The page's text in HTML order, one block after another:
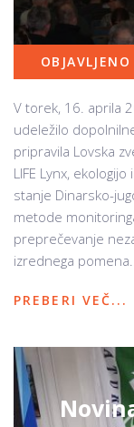
V torek, 16. aprila
udeležilo
pripravila Lovska
LIFE Lynx,
stanje Dinarsko-
metode
preprečevanje
izrednega
PREBERI VEČ...